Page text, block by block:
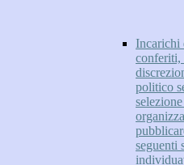
Incarichi
politico
seguenti